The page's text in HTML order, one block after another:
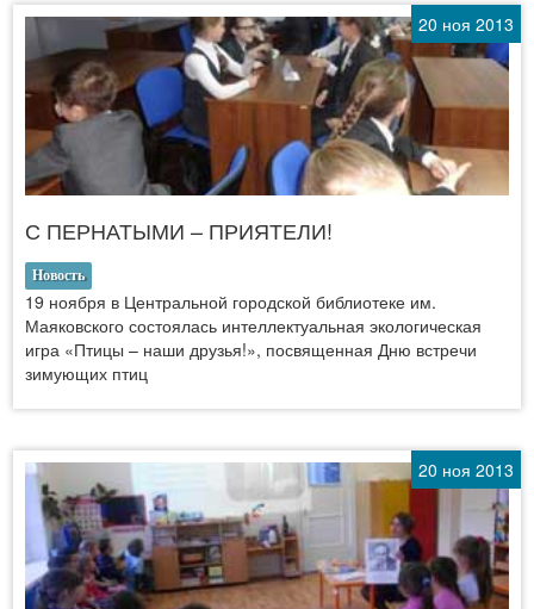
20 ноя 2013
С ПЕРНАТЫМИ – ПРИЯТЕЛИ!
Новость
19 ноября в Центральной городской библиотеке им.
Маяковского состоялась интеллектуальная экологическая
игра «Птицы – наши друзья!», посвященная Дню встречи
зимующих птиц
20 ноя 2013